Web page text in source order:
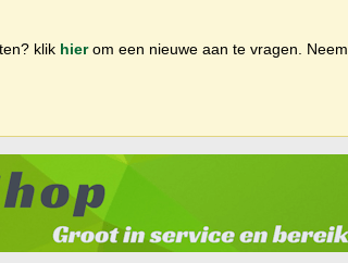
klik hierom een nieuwe aan te vragen. Neem